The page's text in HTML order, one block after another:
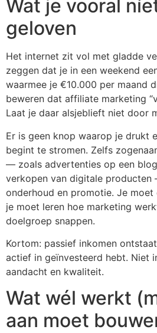
Wat je vooral
geloven
Het internet zit vol met gladde
zeggen dat je in een weekend
waarmee je €10.000 per maand
beweren dat affiliate marketing
Laat je daar alsjeblieft niet door
Er is geen knop waarop je drukt
begint te stromen. Zelfs
— zoals advertenties op een
verkopen van digitale
onderhoud en promotie. Je
je moet leren hoe marketing
doelgroep snappen.
Kortom: passief inkomen
actief in geïnvesteerd hebt. Niet
aandacht en kwaliteit.
Wat wél werkt
aan moet